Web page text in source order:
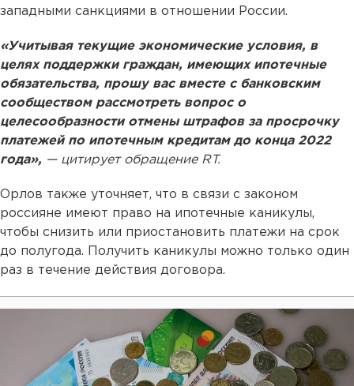
западными санкциями в отношении России.
«Учитывая текущие экономические условия, в
целях поддержки граждан, имеющих ипотечные
обязательства, прошу вас вместе с банковским
сообществом рассмотреть вопрос о
целесообразности отмены штрафов за просрочку
платежей по ипотечным кредитам до конца 2022
года», — цитирует обращение RT.
Орлов также уточняет, что в связи с законом
россияне имеют право на ипотечные каникулы,
чтобы снизить или приостановить платежи на срок
до полугода. Получить каникулы можно только один
раз в течение действия договора.